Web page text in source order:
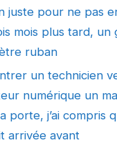
juste pour ne pas
mois plus tard, un
ruban
un technicien
numérique un
porte, j’ai compris
arrivée avant